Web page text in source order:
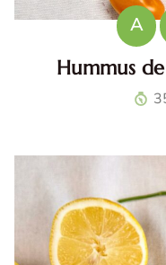
A
Hummus
Hummus de fasole cu